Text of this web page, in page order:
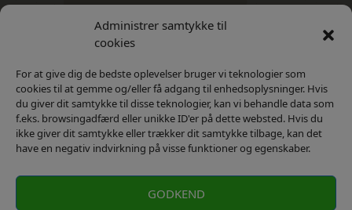
Administrer samtykke til
cookies
For at give dig de bedste oplevelser bruger vi teknologier som
cookies til at gemme og/eller få adgang til enhedsoplysninger. Hvis
du giver dit samtykke til disse teknologier, kan vi behandle data som
f.eks. browsingadfærd eller unikke ID'er på dette websted. Hvis du
ikke giver dit samtykke eller trækker dit samtykke tilbage, kan det
have en negativ indvirkning på visse funktioner og egenskaber.
GODKEND
Kontakt